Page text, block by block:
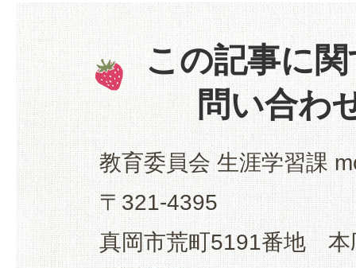
この記事に
問い合わ
教育委員会 生涯学習課
〒321-4395
真岡市荒町5191番地 本